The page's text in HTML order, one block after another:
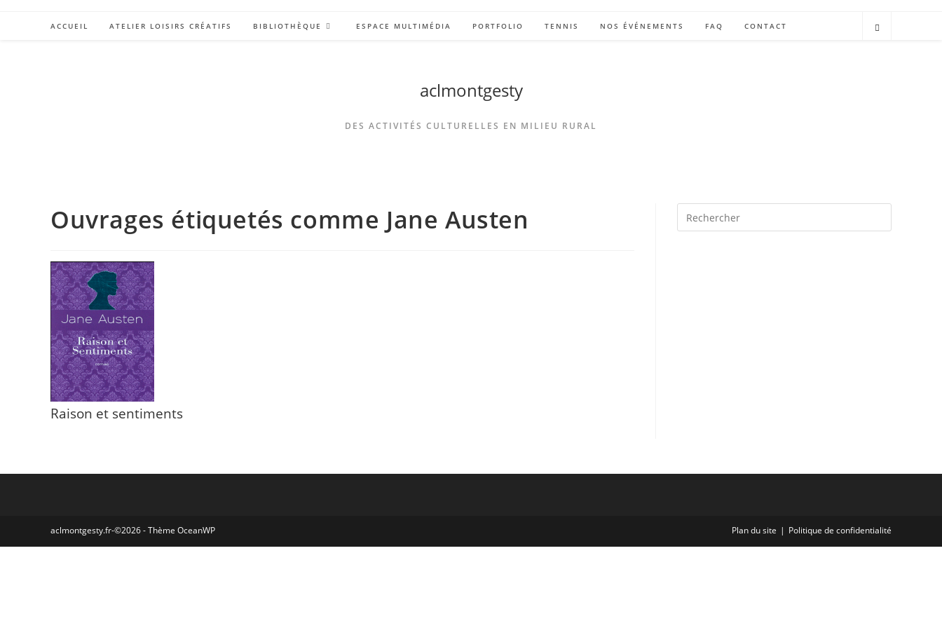
ACCUEIL ATELIER LOISIRS CRÉATIFS BIBLIOTHÈQUE ESPACE MULTIMÉDIA PORTFOLIO TENNIS NOS ÉVÉNEMENTS FAQ CONTACT
aclmontgesty
DES ACTIVITÉS CULTURELLES EN MILIEU RURAL
Ouvrages étiquetés comme Jane Austen
Raison et sentiments
Plan du site Politique de confidentialité
aclmontgesty.fr-©2026 - Thème OceanWP